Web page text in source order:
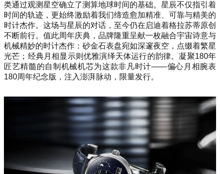
类通过观测星空确立了测算地球时间的基础。星辰不仅指引着
时间的轨迹，更始终激励着我们缔造愈加精准、可靠与精美的
时计杰作。这场与星辰的对话，至今仍在启迪着格拉苏蒂原创
不断前行。值此周年庆典，品牌隆重呈献一枚融合宇宙诗意与
机械精妙的时计杰作：砂金石表盘宛如深邃夜空，点缀着繁星
光芒；经典月相显示则优雅演绎天体运行的韵律。凝聚180年
匠艺精髓的自制机械机芯为这款非凡时计——偏心月相腕表
180周年纪念版，注入澎湃脉动，限量发行。